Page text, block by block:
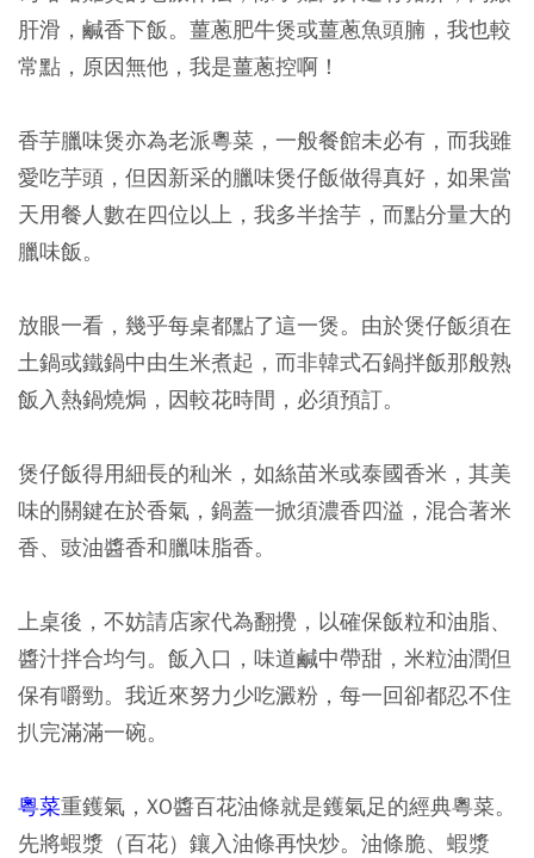
肝滑，鹹香下飯。薑蔥肥牛煲或薑蔥魚頭腩，我也較
常點，原因無他，我是薑蔥控啊！
香芋臘味煲亦為老派粵菜，一般餐館未必有，而我雖
愛吃芋頭，但因新采的臘味煲仔飯做得真好，如果當
天用餐人數在四位以上，我多半捨芋，而點分量大的
臘味飯。
放眼一看，幾乎每桌都點了這一煲。由於煲仔飯須在
土鍋或鐵鍋中由生米煮起，而非韓式石鍋拌飯那般熟
飯入熱鍋燒焗，因較花時間，必須預訂。
煲仔飯得用細長的秈米，如絲苗米或泰國香米，其美
味的關鍵在於香氣，鍋蓋一掀須濃香四溢，混合著米
香、豉油醬香和臘味脂香。
上桌後，不妨請店家代為翻攪，以確保飯粒和油脂、
醬汁拌合均勻。飯入口，味道鹹中帶甜，米粒油潤但
保有嚼勁。我近來努力少吃澱粉，每一回卻都忍不住
扒完滿滿一碗。
粵菜重鑊氣，XO醬百花油條就是鑊氣足的經典粵菜。
先將蝦漿（百花）鑲入油條再快炒。油條脆、蝦漿